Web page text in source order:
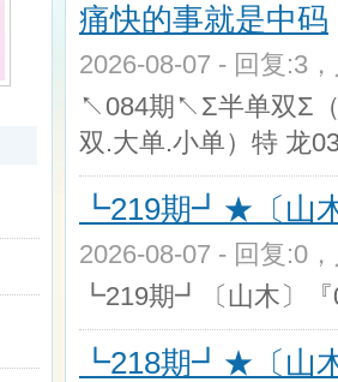
痛快的事就是中码
2026-08-07 - 回复:3
↖084期↖Σ半单双Σ
双.大单.小单）特 龙
┗219期┛★〔
2026-08-07 - 回复:0
┗219期┛〔山木〕
┗218期┛★〔